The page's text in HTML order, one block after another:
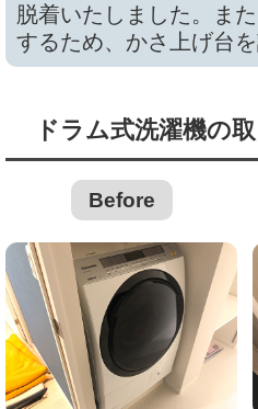
脱着いたしました。ま
するため、かさ上げ台を
ドラム式洗濯機の
Before